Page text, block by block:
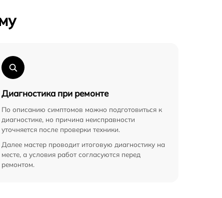
Диагностика при ремонте
По описанию симптомов можно подготовиться к
диагностике, но причина неисправности
уточняется после проверки техники.
Далее мастер проводит итоговую диагностику на
месте, а условия работ согласуются перед
ремонтом.